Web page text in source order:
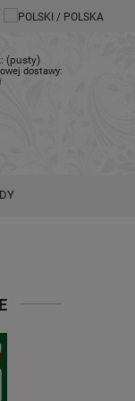
(pusty)
dostawy: